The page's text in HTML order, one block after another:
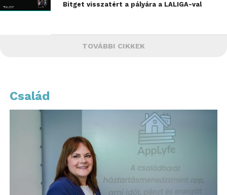
Bitget visszatért a pályára a LALIGA-val
TOVÁBBI CIKKEK
Család